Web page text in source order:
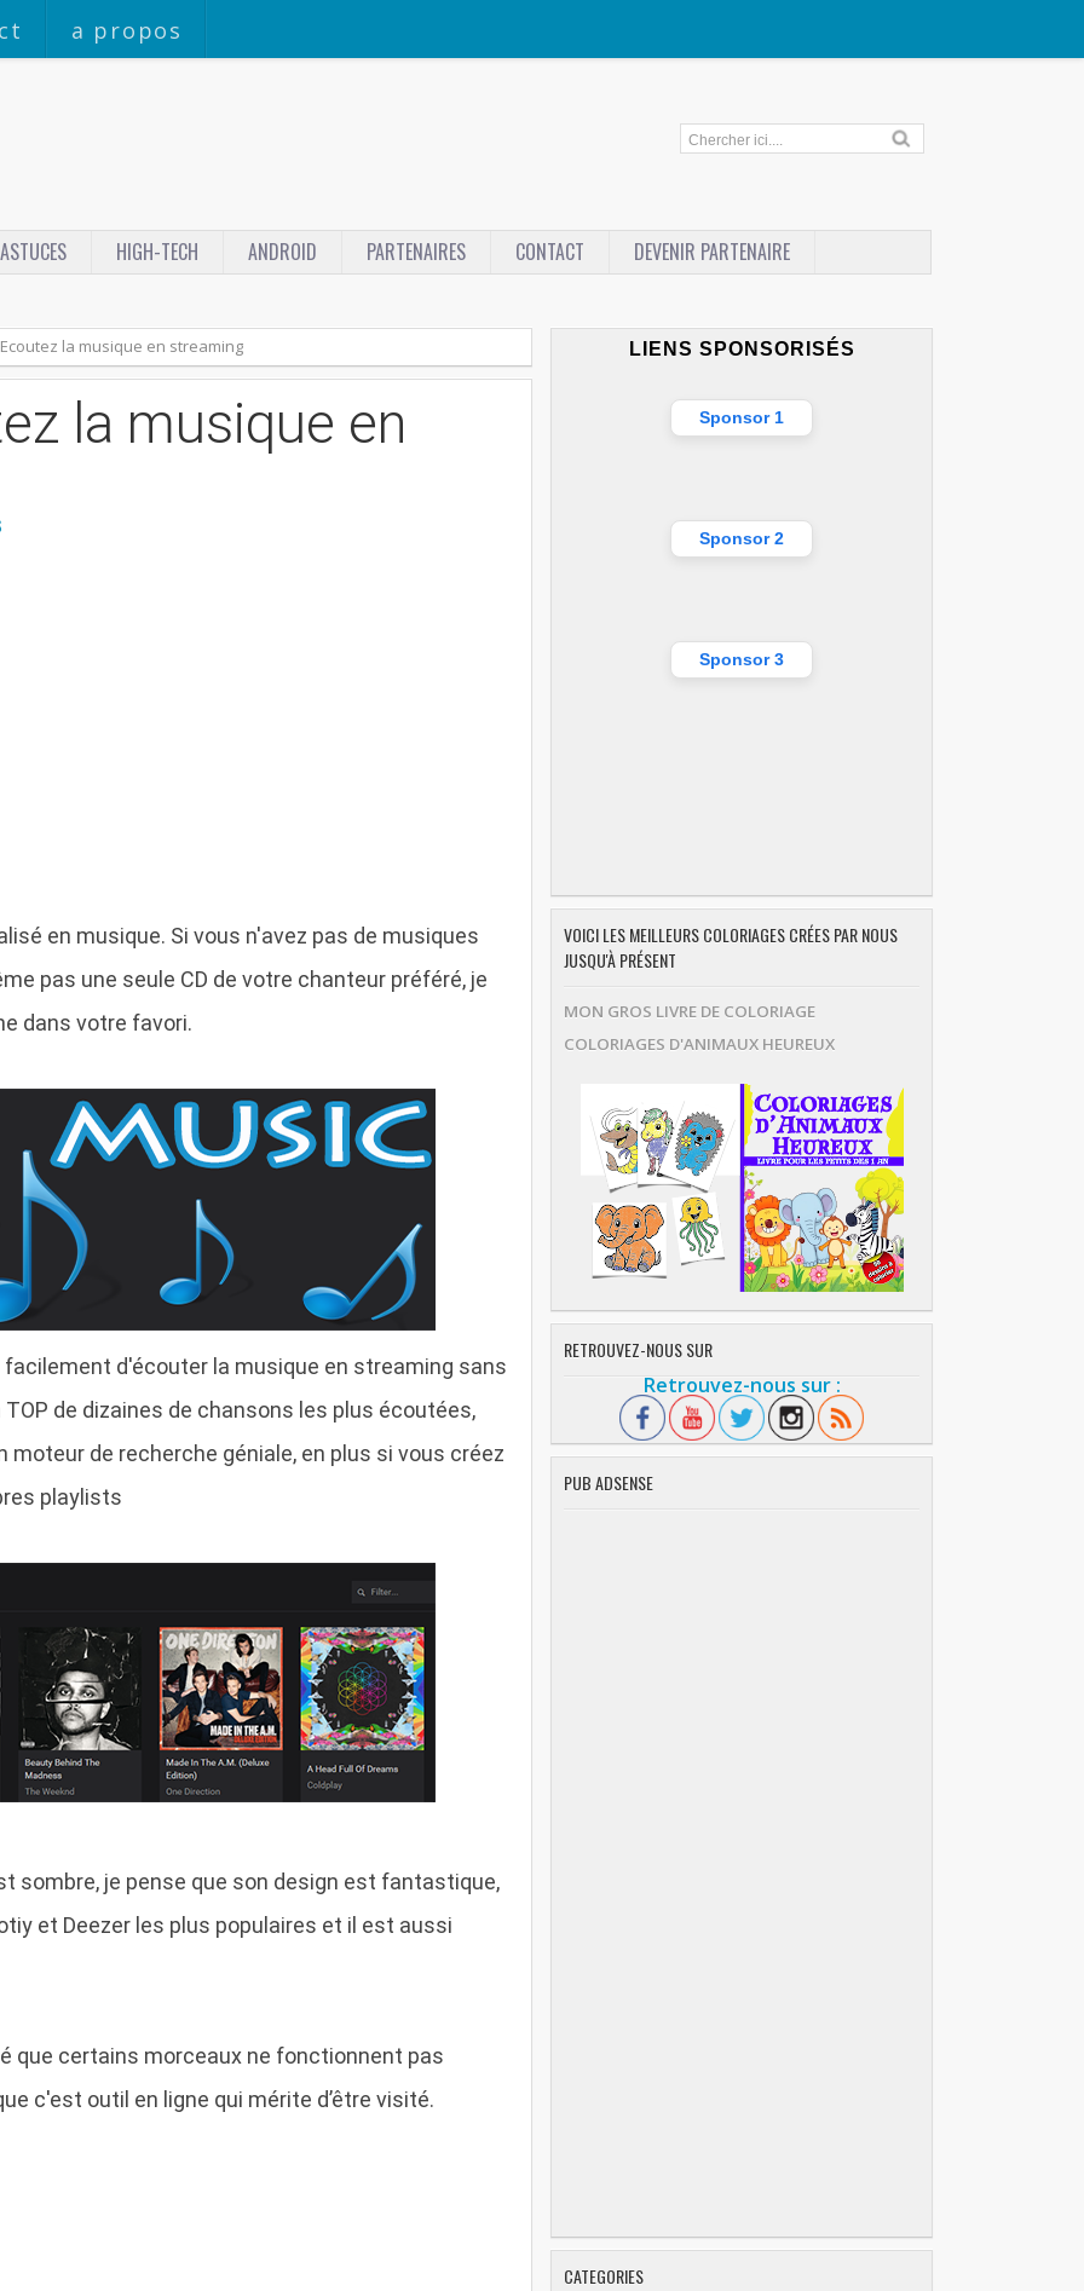
a propos
ASTUCES HIGH-TECH ANDROID PARTENAIRES CONTACT
DEVENIR PARTENAIRE
la musique en streaming
la musique en
en musique. Si vous n'avez pas de musiques
pas une seule CD de votre chanteur préféré, je
dans votre favori.
facilement d'écouter la musique en streaming sans
de dizaines de chansons les plus écoutées,
de recherche géniale, en plus si vous créez
playlists
sombre, je pense que son design est fantastique,
et Deezer les plus populaires et il est aussi
que certains morceaux ne fonctionnent pas
c'est outil en ligne qui mérite d’être visité.
LIENS SPONSORISÉS
Sponsor 1
Sponsor 2
Sponsor 3
VOICI LES MEILLEURS COLORIAGES CRÉES PAR NOUS
JUSQU'À PRÉSENT
MON GROS LIVRE DE COLORIAGE
COLORIAGES D'ANIMAUX HEUREUX
RETROUVEZ-NOUS SUR
Retrouvez-nous sur :
PUB ADSENSE
CATEGORIES